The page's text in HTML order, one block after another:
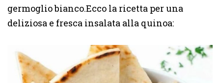
germoglio bianco.Ecco la ricetta per una
deliziosa e fresca insalata alla quinoa: